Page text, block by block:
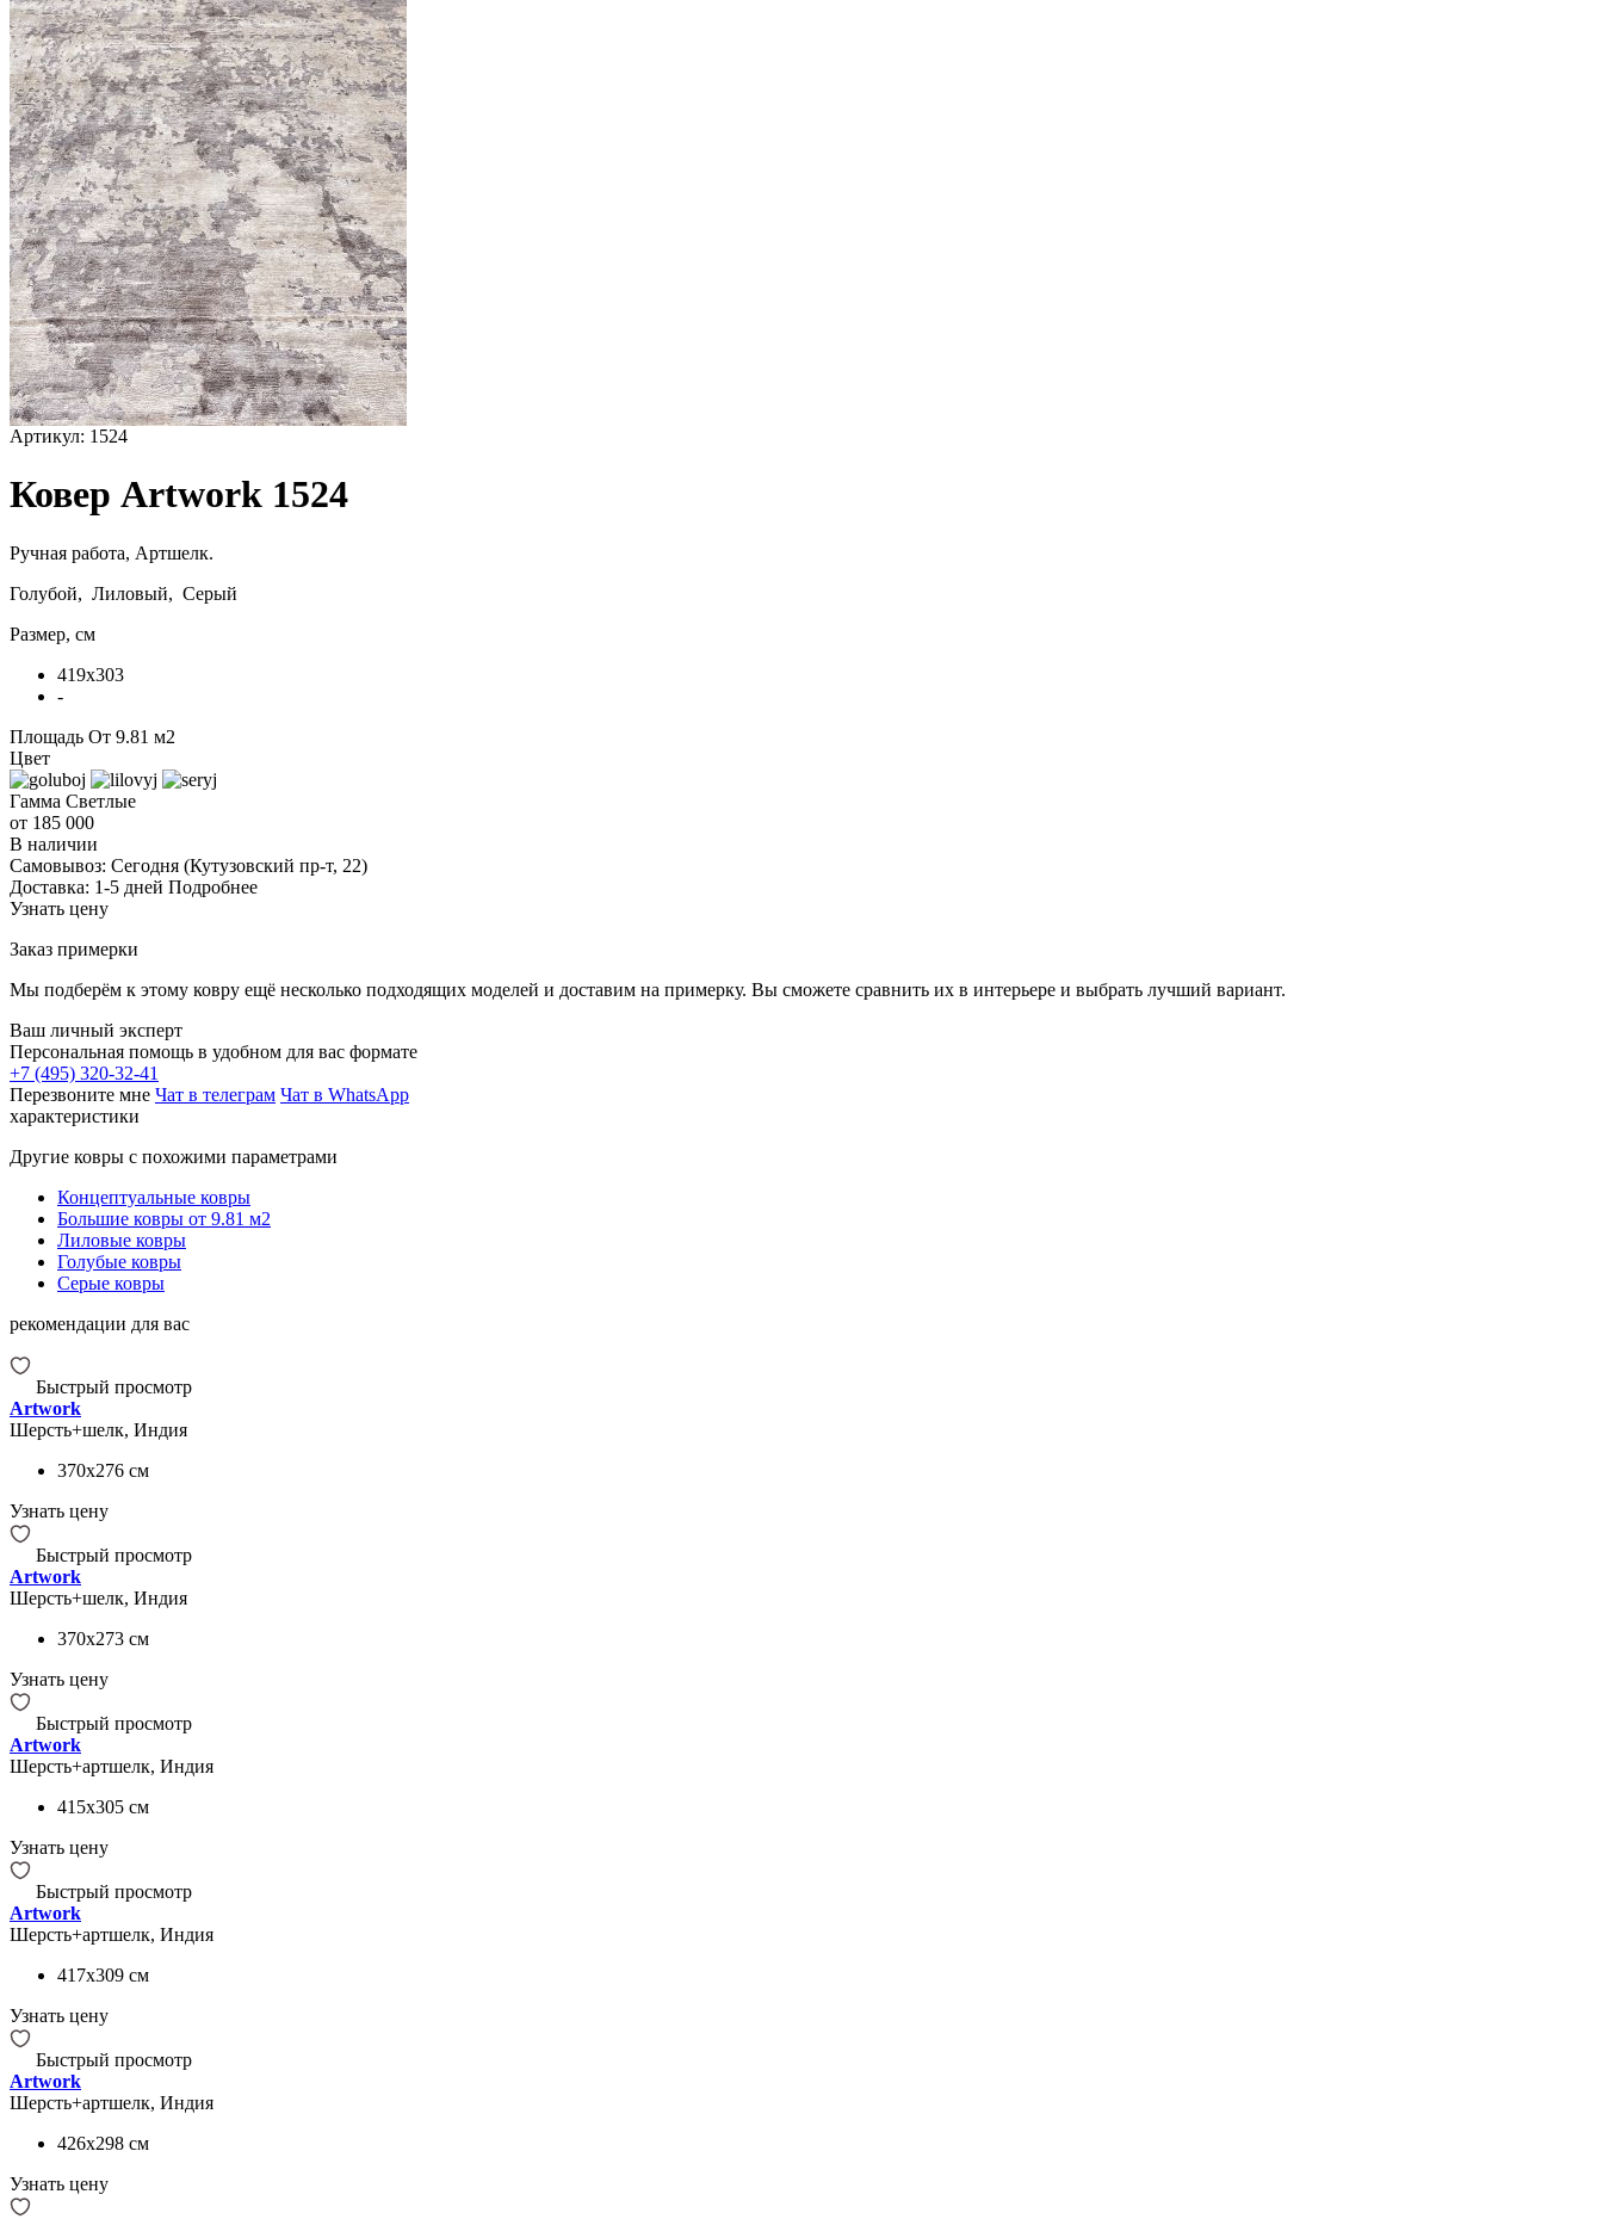
Артикул: 1524
Ковер Artwork 1524
Ручная работа, Артшелк.
Голубой, Лиловый, Серый
Размер, см
419x303
-
Площадь От 9.81 м2
Цвет
Гамма Светлые
от 185 000
В наличии
Самовывоз: Сегодня (Кутузовский пр-т, 22)
Доставка: 1-5 дней Подробнее
Узнать цену
Заказ примерки
Мы подберём к этому ковру ещё несколько подходящих моделей и доставим на примерку. Вы сможете сравнить их в интерьере и выбрать лучший вариант.
Ваш личный эксперт
Персональная помощь в удобном для вас формате
+7 (495) 320-32-41
Перезвоните мне Чат в телеграм Чат в WhatsApp
характеристики
Другие ковры с похожими параметрами
Концептуальные ковры
Большие ковры от 9.81 м2
Лиловые ковры
Голубые ковры
Серые ковры
рекомендации для вас
Быстрый просмотр
Artwork
Шерсть+шелк, Индия
370x276 см
Узнать цену
Быстрый просмотр
Artwork
Шерсть+шелк, Индия
370x273 см
Узнать цену
Быстрый просмотр
Artwork
Шерсть+артшелк, Индия
415x305 см
Узнать цену
Быстрый просмотр
Artwork
Шерсть+артшелк, Индия
417x309 см
Узнать цену
Быстрый просмотр
Artwork
Шерсть+артшелк, Индия
426x298 см
Узнать цену